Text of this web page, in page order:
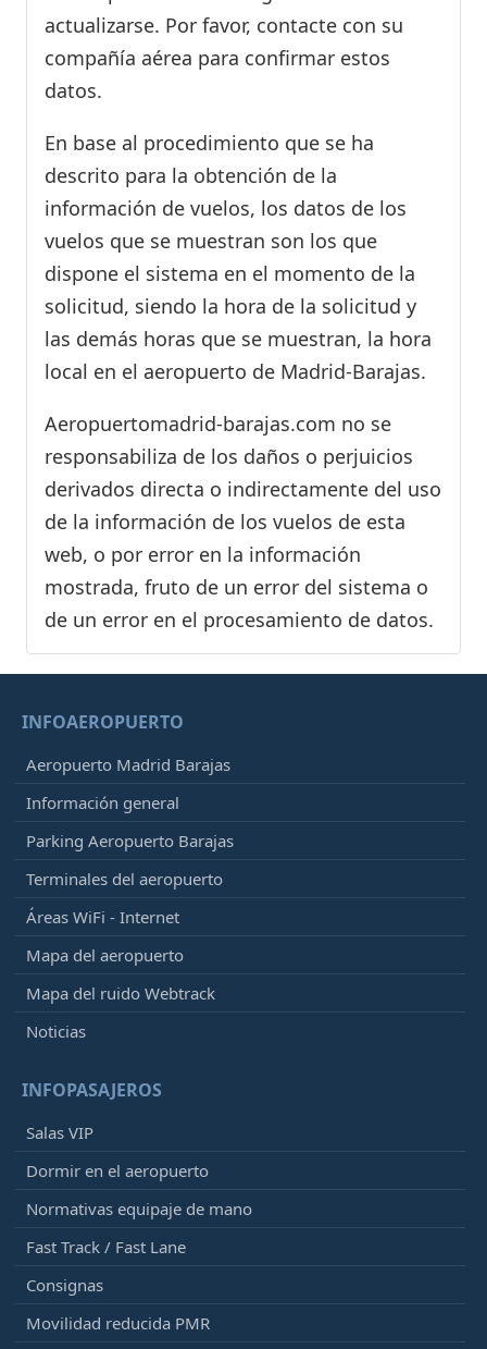
actualizarse. Por favor, contacte con su
compañía aérea para confirmar estos
datos.
En base al procedimiento que se ha
descrito para la obtención de la
información de vuelos, los datos de los
vuelos que se muestran son los que
dispone el sistema en el momento de la
solicitud, siendo la hora de la solicitud y
las demás horas que se muestran, la hora
local en el aeropuerto de Madrid-Barajas.
Aeropuertomadrid-barajas.com no se
responsabiliza de los daños o perjuicios
derivados directa o indirectamente del uso
de la información de los vuelos de esta
web, o por error en la información
mostrada, fruto de un error del sistema o
de un error en el procesamiento de datos.
INFOAEROPUERTO
Aeropuerto Madrid Barajas
Información general
Parking Aeropuerto Barajas
Terminales del aeropuerto
Áreas WiFi - Internet
Mapa del aeropuerto
Mapa del ruido Webtrack
Noticias
INFOPASAJEROS
Salas VIP
Dormir en el aeropuerto
Normativas equipaje de mano
Fast Track / Fast Lane
Consignas
Movilidad reducida PMR